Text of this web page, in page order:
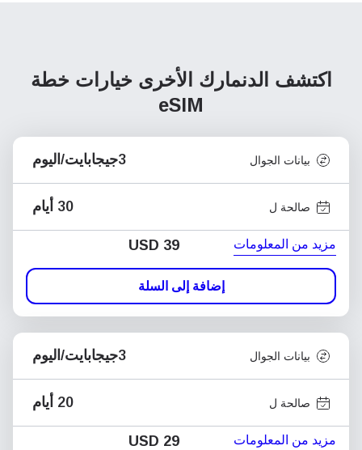
اكتشف الدنمارك الأخرى خيارات خطة
eSIM
بيانات الجوال 3جيجابايت/اليوم
صالحة ل 30 أيام
مزيد من المعلومات USD 39
إضافة إلى السلة
بيانات الجوال 3جيجابايت/اليوم
صالحة ل 20 أيام
مزيد من المعلومات USD 29